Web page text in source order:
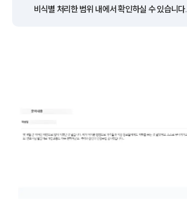
비식별 처리한 범위 내에서 확인하실 수 있습니다.